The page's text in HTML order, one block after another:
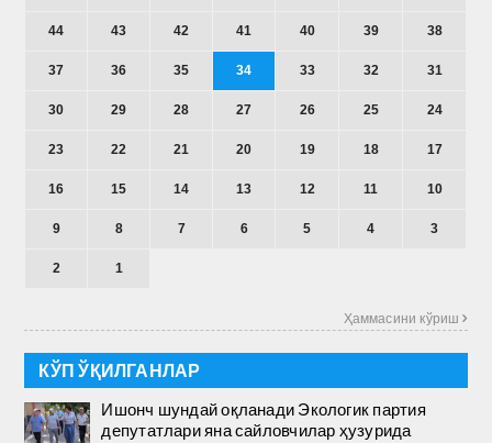
44 43 42 41 40 39 38
37 36 35 34 33 32 31
30 29 28 27 26 25 24
23 22 21 20 19 18 17
16 15 14 13 12 11 10
9 8 7 6 5 4 3
2 1
Ҳаммасини кўриш 
КЎП ЎҚИЛГАНЛАР
Ишонч шундай оқланади Экологик партия
депутатлари яна сайловчилар ҳузурида